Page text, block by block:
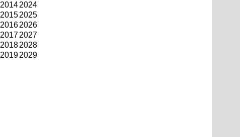
20142024
20152025
20162026
20172027
20182028
20192029